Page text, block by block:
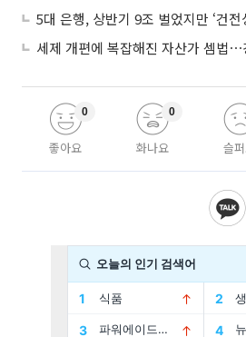
좋아요
0
화나요
0
슬